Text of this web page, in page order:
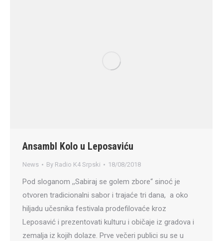
Ansambl Kolo u Leposaviću
News By Radio K4 Srpski 18/08/2018
Pod sloganom ,,Sabiraj se golem zbore“ sinoć je
otvoren tradicionalni sabor i trajaće tri dana, a oko
hiljadu učesnika festivala prodefilovaće kroz
Leposavić i prezentovati kulturu i običaje iz gradova i
zemalja iz kojih dolaze. Prve večeri publici su se u